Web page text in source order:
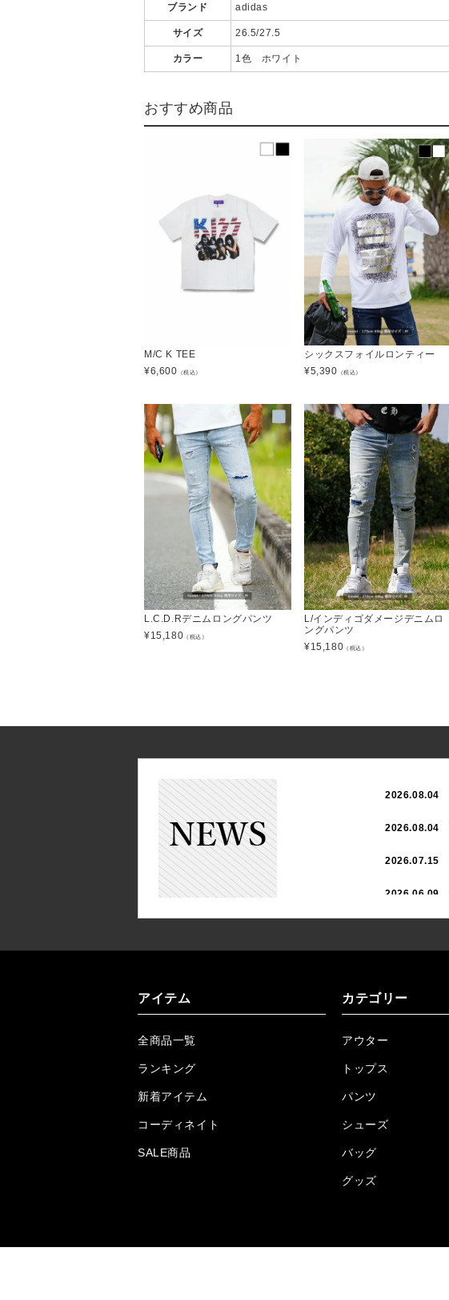
ブランド adidas
サイズ 26.5/27.5
カラー 1色 ホワイト
おすすめ商品
M/C K TEE
¥6,600 （税込）
シックスフォイルロンティー
¥5,390 （税込）
L.C.D.Rデニムロングパンツ
¥15,180 （税込）
L/インディゴダメージデニムロ
ングパンツ
¥15,180 （税込）
2026.08.04
2026.08.04
2026.07.15
2026.06.09
2026.05.08
2026.04.03
アイテム
全商品一覧
ランキング
新着アイテム
コーディネイト
SALE商品
カテゴリー
アウター
トップス
パンツ
シューズ
バッグ
グッズ